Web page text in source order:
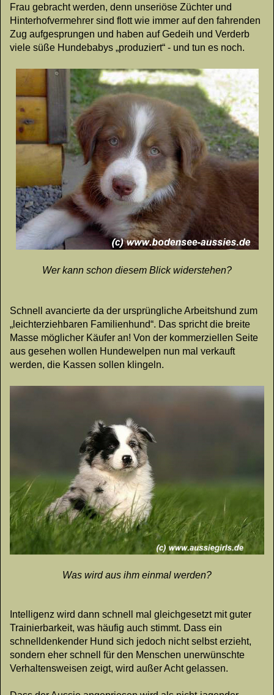
Frau gebracht werden, denn unseriöse Züchter und
Hinterhofvermehrer sind flott wie immer auf den fahrenden
Zug aufgesprungen und haben auf Gedeih und Verderb
viele süße Hundebabys „produziert“ - und tun es noch.
Wer kann schon diesem Blick widerstehen?
Schnell avancierte da der ursprüngliche Arbeitshund zum
„leichterziehbaren Familienhund“. Das spricht die breite
Masse möglicher Käufer an! Von der kommerziellen Seite
aus gesehen wollen Hundewelpen nun mal verkauft
werden, die Kassen sollen klingeln.
Was wird aus ihm einmal werden?
Intelligenz wird dann schnell mal gleichgesetzt mit guter
Trainierbarkeit, was häufig auch stimmt. Dass ein
schnelldenkender Hund sich jedoch nicht selbst erzieht,
sondern eher schnell für den Menschen unerwünschte
Verhaltensweisen zeigt, wird außer Acht gelassen.